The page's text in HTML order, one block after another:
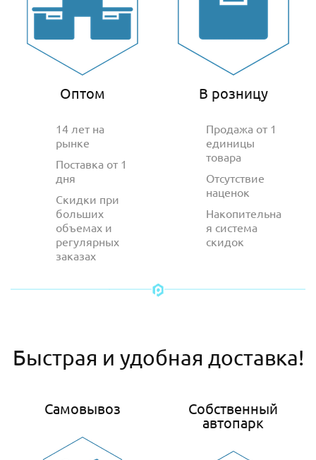
Оптом
14 лет на
рынке
Поставка от 1
дня
Скидки при
больших
объемах и
регулярных
заказах
В розницу
Продажа от 1
единицы
товара
Отсутствие
наценок
Накопительна
я система
скидок
Быстрая и удобная доставка!
Самовывоз
Собственный
автопарк